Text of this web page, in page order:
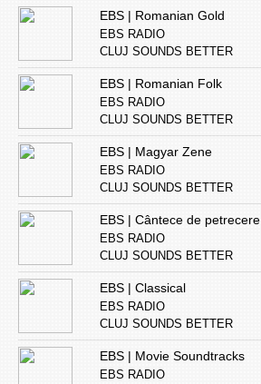
EBS | Romanian Gold
EBS RADIO
CLUJ SOUNDS BETTER
EBS | Romanian Folk
EBS RADIO
CLUJ SOUNDS BETTER
EBS | Magyar Zene
EBS RADIO
CLUJ SOUNDS BETTER
EBS | Cântece de petrecere
EBS RADIO
CLUJ SOUNDS BETTER
EBS | Classical
EBS RADIO
CLUJ SOUNDS BETTER
EBS | Movie Soundtracks
EBS RADIO